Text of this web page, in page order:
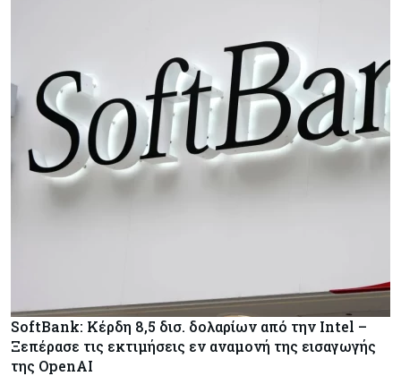
SoftBank: Κέρδη 8,5 δισ. δολαρίων από την Intel –
Ξεπέρασε τις εκτιμήσεις εν αναμονή της εισαγωγής
της OpenAI